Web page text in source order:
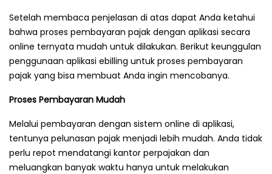
Setelah membaca penjelasan di atas dapat Anda ketahui
bahwa proses pembayaran pajak dengan aplikasi secara
online ternyata mudah untuk dilakukan. Berikut keunggulan
penggunaan aplikasi ebilling untuk proses pembayaran
pajak yang bisa membuat Anda ingin mencobanya.
Proses Pembayaran Mudah
Melalui pembayaran dengan sistem online di aplikasi,
tentunya pelunasan pajak menjadi lebih mudah. Anda tidak
perlu repot mendatangi kantor perpajakan dan
meluangkan banyak waktu hanya untuk melakukan